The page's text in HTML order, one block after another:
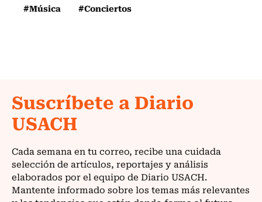
#Música #Conciertos